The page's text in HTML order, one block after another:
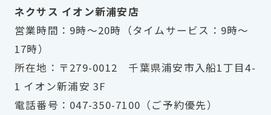
ネクサス イオン新浦安店
営業時間：9時～20時（タイムサービス：9時～
17時）
所在地：〒279-0012 千葉県浦安市入船1丁目4-
1 イオン新浦安 3F
電話番号：047-350-7100（ご予約優先）